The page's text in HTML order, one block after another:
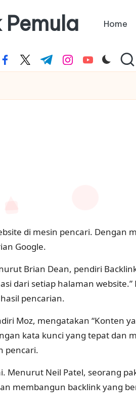
Home
facebook.com
twitter.com
t.me instagram.com
youtube.com
di mesin pencari. Dengan
Google.
Brian Dean, pendiri
dari setiap halaman website.”
pencarian.
Moz, mengatakan “Konten
kata kunci yang tepat dan
pencari.
Menurut Neil Patel, seorang
membangun backlink yang